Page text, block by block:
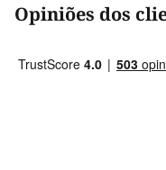
Opiniões dos